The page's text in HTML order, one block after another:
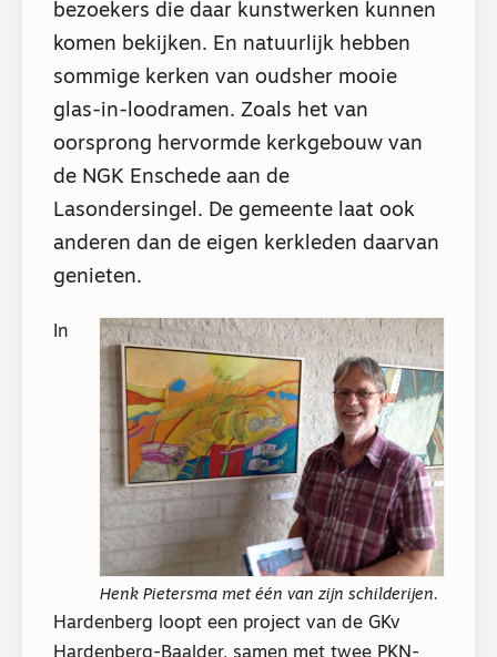
bezoekers die daar kunstwerken kunnen
komen bekijken. En natuurlijk hebben
sommige kerken van oudsher mooie
glas-in-loodramen. Zoals het van
oorsprong hervormde kerkgebouw van
de NGK Enschede aan de
Lasondersingel. De gemeente laat ook
anderen dan de eigen kerkleden daarvan
genieten.
Henk Pietersma met één van zijn schilderijen.
In
Hardenberg loopt een project van de GKv